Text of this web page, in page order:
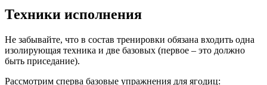
Техники исполнения
Не забывайте, что в состав тренировки обязана входить одна
изолирующая техника и две базовых (первое – это должно
быть приседание).
Рассмотрим сперва базовые упражнения для ягодиц: